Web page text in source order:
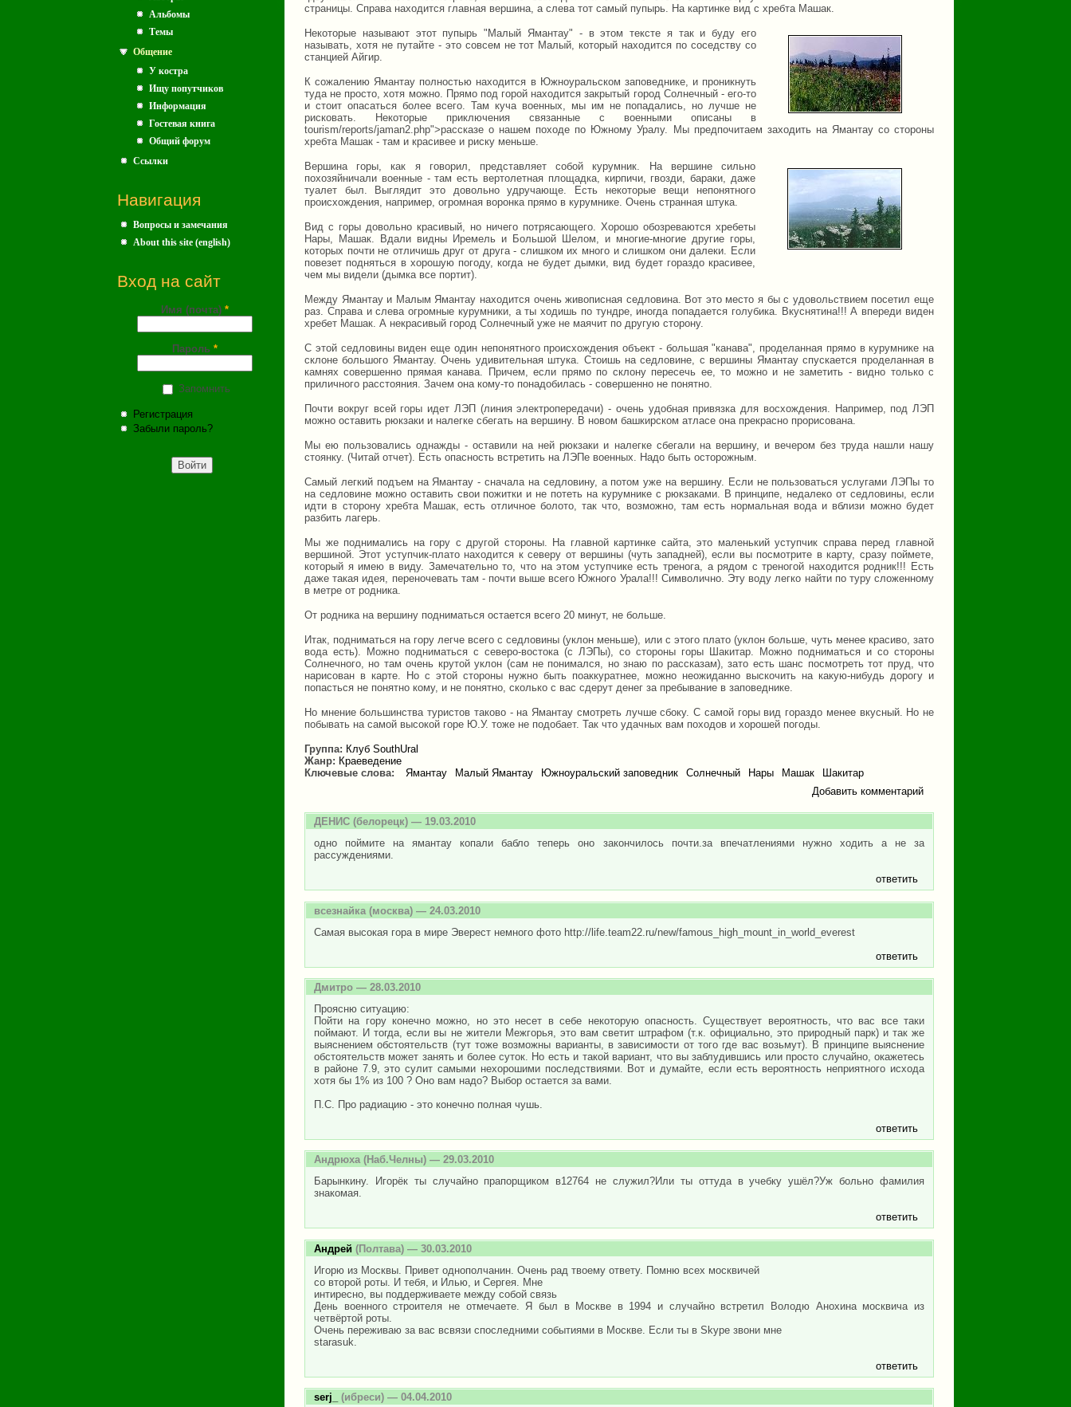
Альбомы
Темы
Общение
У костра
Ищу попутчиков
Информация
Гостевая книга
Общий форум
Ссылки
Навигация
Вопросы и замечания
About this site (english)
Вход на сайт
Имя (почта) *
Пароль *
Запомнить
Регистрация
Забыли пароль?
страницы. Справа находится главная вершина, а слева тот самый пупырь. На картинке вид с хребта Машак.
Некоторые называют этот пупырь "Малый Ямантау" - в этом тексте я так и буду его
называть, хотя не путайте - это совсем не тот Малый, который находится по соседству со
станцией Айгир.
К сожалению Ямантау полностью находится в Южноуральском заповеднике, и проникнуть
туда не просто, хотя можно. Прямо под горой находится закрытый город Солнечный - его-то
и стоит опасаться более всего. Там куча военных, мы им не попадались, но лучше не
рисковать. Некоторые приключения связанные с военными описаны в
tourism/reports/jaman2.php">рассказе о нашем походе по Южному Уралу. Мы предпочитаем заходить на Ямантау со стороны
хребта Машак - там и красивее и риску меньше.
Вершина горы, как я говорил, представляет собой курумник. На вершине сильно
похозяйничали военные - там есть вертолетная площадка, кирпичи, гвозди, бараки, даже
туалет был. Выглядит это довольно удручающе. Есть некоторые вещи непонятного
происхождения, например, огромная воронка прямо в курумнике. Очень странная штука.
Вид с горы довольно красивый, но ничего потрясающего. Хорошо обозреваются хребеты
Нары, Машак. Вдали видны Иремель и Большой Шелом, и многие-многие другие горы,
которых почти не отличишь друг от друга - слишком их много и слишком они далеки. Если
повезет подняться в хорошую погоду, когда не будет дымки, вид будет гораздо красивее,
чем мы видели (дымка все портит).
Между Ямантау и Малым Ямантау находится очень живописная седловина. Вот это место я бы с удовольствием посетил еще
раз. Справа и слева огромные курумники, а ты ходишь по тундре, иногда попадается голубика. Вкуснятина!!! А впереди виден
хребет Машак. А некрасивый город Солнечный уже не маячит по другую сторону.
С этой седловины виден еще один непонятного происхождения объект - большая "канава", проделанная прямо в курумнике на
склоне большого Ямантау. Очень удивительная штука. Стоишь на седловине, с вершины Ямантау спускается проделанная в
камнях совершенно прямая канава. Причем, если прямо по склону пересечь ее, то можно и не заметить - видно только с
приличного расстояния. Зачем она кому-то понадобилась - совершенно не понятно.
Почти вокруг всей горы идет ЛЭП (линия электропередачи) - очень удобная привязка для восхождения. Например, под ЛЭП
можно оставить рюкзаки и налегке сбегать на вершину. В новом башкирском атласе она прекрасно прорисована.
Мы ею пользовались однажды - оставили на ней рюкзаки и налегке сбегали на вершину, и вечером без труда нашли нашу
стоянку. (Читай отчет). Есть опасность встретить на ЛЭПе военных. Надо быть осторожным.
Самый легкий подъем на Ямантау - сначала на седловину, а потом уже на вершину. Если не пользоваться услугами ЛЭПы то
на седловине можно оставить свои пожитки и не потеть на курумнике с рюкзаками. В принципе, недалеко от седловины, если
идти в сторону хребта Машак, есть отличное болото, так что, возможно, там есть нормальная вода и вблизи можно будет
разбить лагерь.
Мы же поднимались на гору с другой стороны. На главной картинке сайта, это маленький уступчик справа перед главной
вершиной. Этот уступчик-плато находится к северу от вершины (чуть западней), если вы посмотрите в карту, сразу поймете,
который я имею в виду. Замечательно то, что на этом уступчике есть тренога, а рядом с треногой находится родник!!! Есть
даже такая идея, переночевать там - почти выше всего Южного Урала!!! Символично. Эту воду легко найти по туру сложенному
в метре от родника.
От родника на вершину подниматься остается всего 20 минут, не больше.
Итак, подниматься на гору легче всего с седловины (уклон меньше), или с этого плато (уклон больше, чуть менее красиво, зато
вода есть). Можно подниматься с северо-востока (с ЛЭПы), со стороны горы Шакитар. Можно подниматься и со стороны
Солнечного, но там очень крутой уклон (сам не понимался, но знаю по рассказам), зато есть шанс посмотреть тот пруд, что
нарисован в карте. Но с этой стороны нужно быть поаккуратнее, можно неожиданно выскочить на какую-нибудь дорогу и
попасться не понятно кому, и не понятно, сколько с вас сдерут денег за пребывание в заповеднике.
Но мнение большинства туристов таково - на Ямантау смотреть лучше сбоку. С самой горы вид гораздо менее вкусный. Но не
побывать на самой высокой горе Ю.У. тоже не подобает. Так что удачных вам походов и хорошей погоды.
Группа: Клуб SouthUral
Жанр: Краеведение
Ключевые слова:
Ямантау Малый Ямантау Южноуральский заповедник Солнечный Нары Машак
Шакитар
Добавить комментарий
ДЕНИС (белорецк) — 19.03.2010
одно поймите на ямантау копали бабло теперь оно закончилось почти.за впечатлениями нужно ходить а не за
рассуждениями.
ответить
всезнайка (москва) — 24.03.2010
Самая высокая гора в мире Эверест немного фото http://life.team22.ru/new/famous_high_mount_in_world_everest
ответить
Дмитро — 28.03.2010
Проясню ситуацию:
Пойти на гору конечно можно, но это несет в себе некоторую опасность. Существует вероятность, что вас все таки
поймают. И тогда, если вы не жители Межгорья, это вам светит штрафом (т.к. официально, это природный парк) и так же
выяснением обстоятельств (тут тоже возможны варианты, в зависимости от того где вас возьмут). В принципе выяснение
обстоятельств может занять и более суток. Но есть и такой вариант, что вы заблудившись или просто случайно, окажетесь
в районе 7.9, это сулит самыми нехорошими последствиями. Вот и думайте, если есть вероятность неприятного исхода
хотя бы 1% из 100 ? Оно вам надо? Выбор остается за вами.
П.С. Про радиацию - это конечно полная чушь.
ответить
Андрюха(Наб.Челны) — 29.03.2010
Барынкину. Игорёк ты случайно прапорщиком в12764 не служил?Или ты оттуда в учебку ушёл?Уж больно фамилия
знакомая.
ответить
Андрей (Полтава) — 30.03.2010
Игорю из Москвы. Привет однополчанин. Очень рад твоему ответу. Помню всех москвичей
со второй роты. И тебя, и Илью, и Сергея. Мне
интиресно, вы поддерживаете между собой связь
День военного строителя не отмечаете. Я был в Москве в 1994 и случайно встретил Володю Анохина москвича из
четвёртой роты.
Очень переживаю за вас всвязи споследними событиями в Москве. Если ты в Skype звони мне
starasuk.
ответить
serj_
(ибреси) — 04.04.2010